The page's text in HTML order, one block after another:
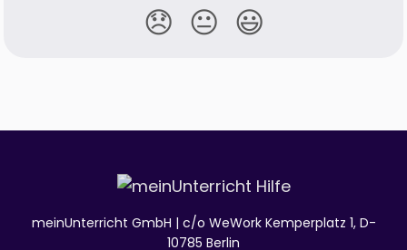
😞 😐 😃
meinUnterricht GmbH | c/o WeWork Kemperplatz 1, D-
10785 Berlin